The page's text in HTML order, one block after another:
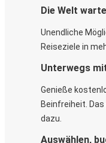
Die Welt
Unendliche
Reiseziele in
Unterwegs
Genieße
Beinfreiheit.
dazu.
Auswählen,